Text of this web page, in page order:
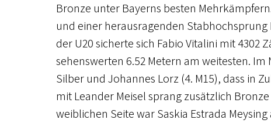
Bronze unter Bayerns besten
und einer herausragenden
der U20 sicherte sich Fabio Vitalini mit
sehenswerten 6.52 Metern am weitesten.
Silber und Johannes Lorz (4. M15), dass in
mit Leander Meisel sprang zusätzlich
weiblichen Seite war Saskia Estrada